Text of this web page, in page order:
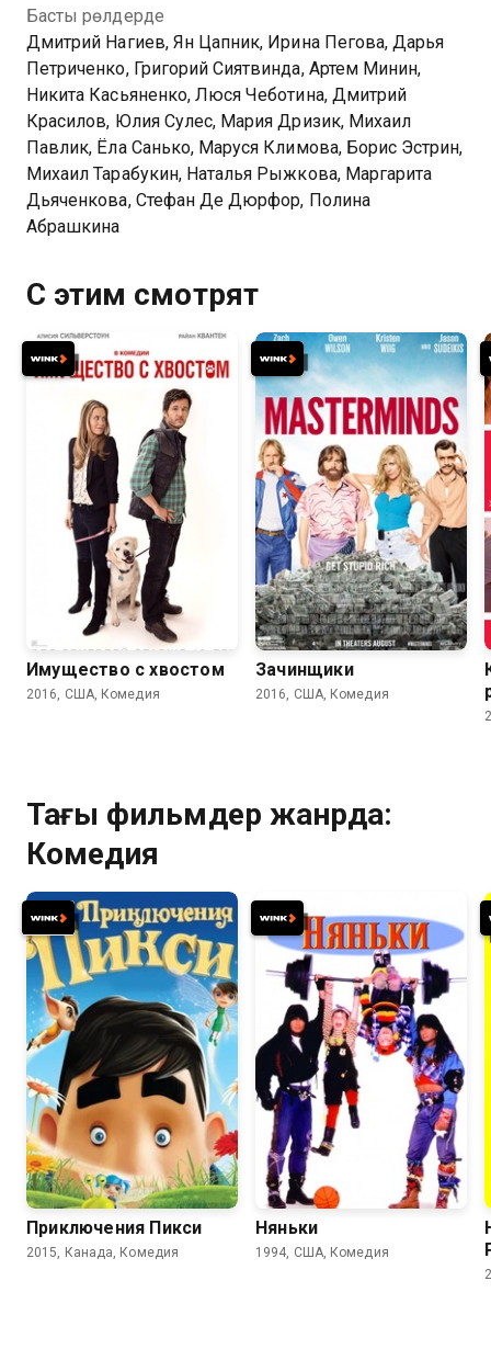
Басты рөлдерде
Дмитрий Нагиев, Ян Цапник, Ирина Пегова, Дарья
Петриченко, Григорий Сиятвинда, Артем Минин,
Никита Касьяненко, Люся Чеботина, Дмитрий
Красилов, Юлия Сулес, Мария Дризик, Михаил
Павлик, Ёла Санько, Маруся Климова, Борис Эстрин,
Михаил Тарабукин, Наталья Рыжкова, Маргарита
Дьяченкова, Стефан Де Дюрфор, Полина
Абрашкина
С этим смотрят
4.9
Имущество с хвостом
2016, США, Комедия
6.2 5.8
Зачинщики
2016, США, Комедия
Тағы фильмдер жанрда:
Комедия
3.7 4.3
Приключения Пикси
2015, Канада, Комедия
7.2
Няньки
1994, США, Комедия